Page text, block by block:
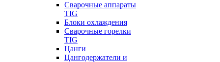
Сварочные аппараты
TIG
Блоки охлаждения
Сварочные горелки
TIG
Цанги
Цангодержатели и